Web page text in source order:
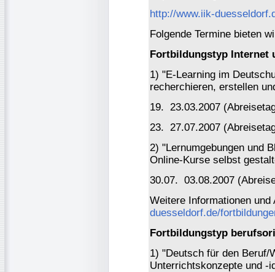
http://www.iik-
Folgende Termine bieten
Fortbildungstyp Internet
1) "E-Learning im
recherchieren, erstellen
19. ­ 23.03.2007
23. ­ 27.07.2007
2) "Lernumgebungen und
Online-Kurse selbst
30.07. ­ 03.08.2007
Weitere Informationen
duesseldorf.de/
Fortbildungstyp
1) "Deutsch für den Beruf/
Unterrichtskonzepte und -